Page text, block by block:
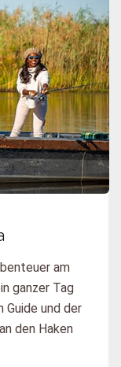
am
ganzer Tag
Guide und der
den Haken